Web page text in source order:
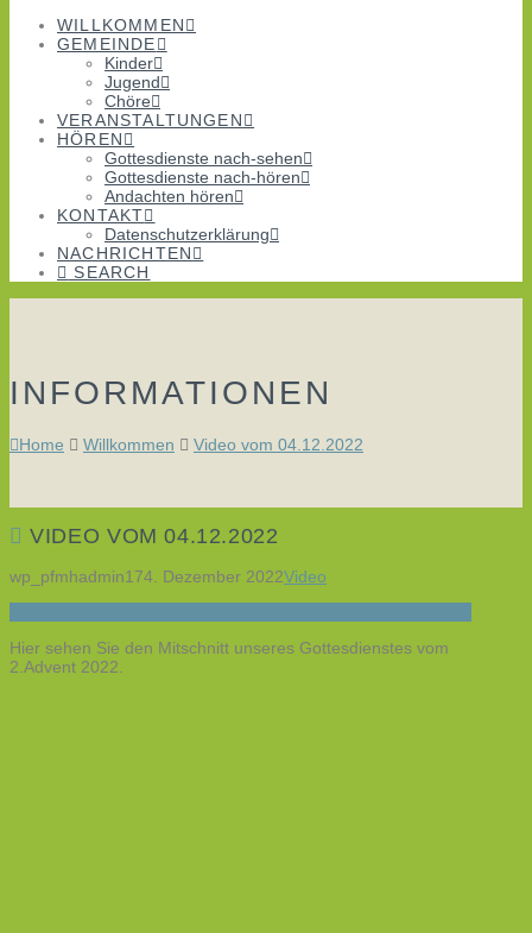
WILLKOMMEN
GEMEINDE
Kinder
Jugend
Chöre
VERANSTALTUNGEN
HÖREN
Gottesdienste nach-sehen
Gottesdienste nach-hören
Andachten hören
KONTAKT
Datenschutzerklärung
NACHRICHTEN
SEARCH
INFORMATIONEN
Home Willkommen Video vom 04.12.2022
VIDEO VOM 04.12.2022
wp_pfmhadmin174. Dezember 2022Video
Hier sehen Sie den Mitschnitt unseres Gottesdienstes vom
2.Advent 2022.